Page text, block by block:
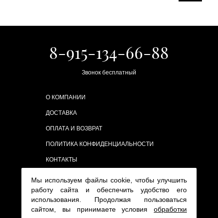
8-915-134-66-88
Звонок бесплатный
О КОМПАНИИ
ДОСТАВКА
ОПЛАТА И ВОЗВРАТ
ПОЛИТИКА КОНФИДЕНЦИАЛЬНОСТИ
КОНТАКТЫ
Мы используем файлы cookie, чтобы улучшить
работу сайта и обеспечить удобство его
использования. Продолжая пользоваться
сайтом, вы принимаете условия обработки